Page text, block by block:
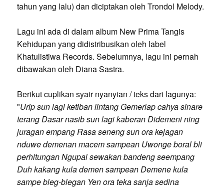
tahun yang lalu) dan diciptakan oleh Trondol Melody.
Lagu ini ada di dalam album New Prima Tangis
Kehidupan yang didistribusikan oleh label
Khatulistiwa Records. Sebelumnya, lagu ini pernah
dibawakan oleh Diana Sastra.
Berikut cuplikan syair nyanyian / teks dari lagunya:
"Urip sun lagi ketiban lintang Gemerlap cahya sinare
terang Dasar nasib sun lagi kaberan Didemeni ning
juragan empang Rasa seneng sun ora kejagan
nduwe demenan macem sampean Uwonge boral bli
perhitungan Ngupai sewakan bandeng seempang
Duh kakang kula demen sampean Demene kula
sampe bleg-blegan Yen ora teka sanja sedina